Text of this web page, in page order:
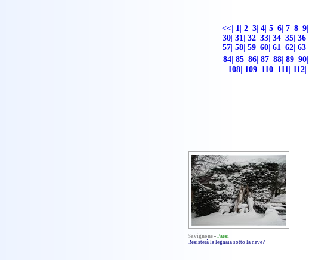
<< 1 2 3 4 5 6 7 8 9
30| 31| 32| 33| 34| 35| 36|
57| 58| 59| 60| 61| 62| 63|
84| 85| 86| 87| 88| 89| 90|
108| 109| 110| 111| 112|
Savignone - Paesi
Resisterà la legnaia sotto la neve?